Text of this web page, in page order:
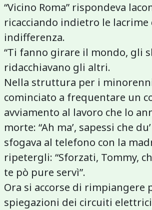
“Vicino Roma” rispondeva
ricacciando indietro le lacrime
indifferenza.
“Ti fanno girare il mondo, gli
ridacchiavano gli altri.
Nella struttura per i
cominciato a frequentare un
avviamento al lavoro che lo
morte: “Ah ma’, sapessi che
sfogava al telefono con la
ripetergli: “Sforzati, Tommy,
te pò pure servì”.
Ora si accorse di rimpiangere
spiegazioni dei circuiti